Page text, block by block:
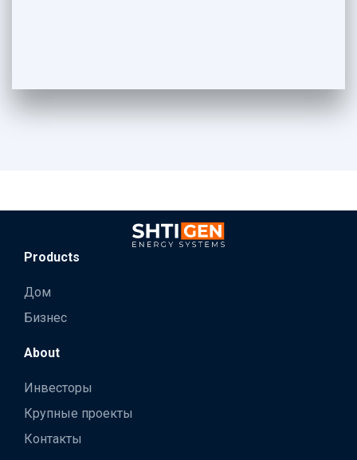
Products
Дом
Бизнес
About
Инвесторы
Крупные проекты
Контакты